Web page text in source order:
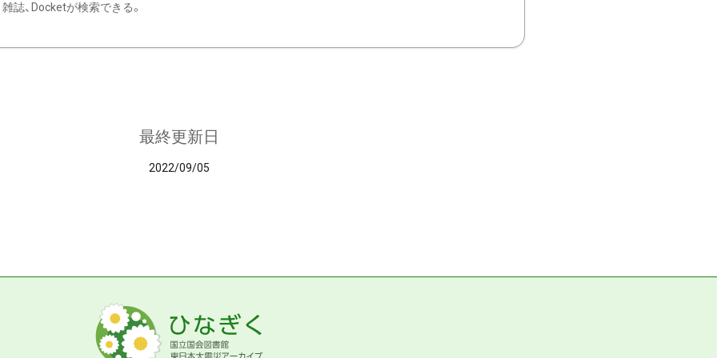
雑誌、Docketが検索できる。
最終更新日
2022/09/05